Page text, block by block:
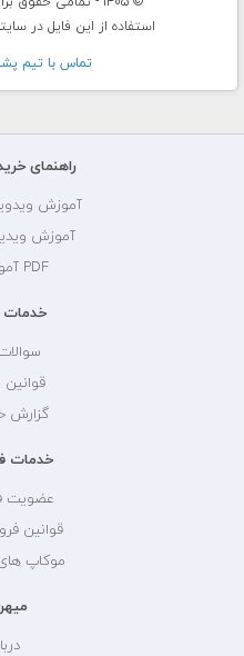
استفاده از این فایل در
تماس با تيم
راهنمای
آموزش
آموزش
PDF آموزش خرید
خدمات
گزارش
خدمات
عضویت
قوانین
موکاپ